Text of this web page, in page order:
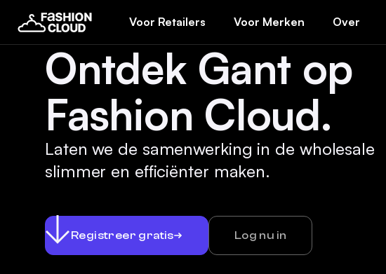
Voor Retailers Voor Merken Over
Ontdek Gant op
Fashion Cloud.
Laten we de samenwerking in de wholesale
slimmer en efficiënter maken.
Registreer gratis Log nu in